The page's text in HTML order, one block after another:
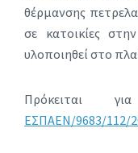
θέρμανσης
σε κατοικίες
υλοποιηθεί στο
Πρόκειται
ΕΣΠΑΕΝ/9683/112/